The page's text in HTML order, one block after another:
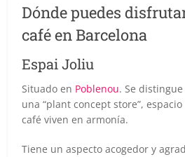
Dónde puedes
café en Barcelona
Espai Joliu
Situado en Poblenou. Se
una “plant concept store”,
café viven en armonía.
Tiene un aspecto acogedor y